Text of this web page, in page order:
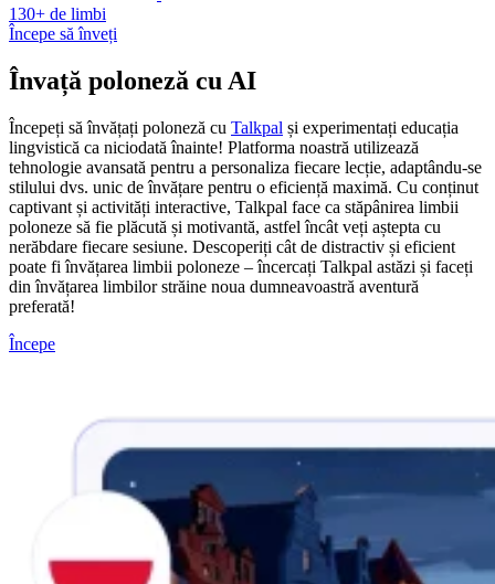
130+ de limbi
Începe să înveți
Învață poloneză cu AI
Începeți să învățați poloneză cu Talkpal și experimentați educația
lingvistică ca niciodată înainte! Platforma noastră utilizează
tehnologie avansată pentru a personaliza fiecare lecție, adaptându-se
stilului dvs. unic de învățare pentru o eficiență maximă. Cu conținut
captivant și activități interactive, Talkpal face ca stăpânirea limbii
poloneze să fie plăcută și motivantă, astfel încât veți aștepta cu
nerăbdare fiecare sesiune. Descoperiți cât de distractiv și eficient
poate fi învățarea limbii poloneze – încercați Talkpal astăzi și faceți
din învățarea limbilor străine noua dumneavoastră aventură
preferată!
Începe